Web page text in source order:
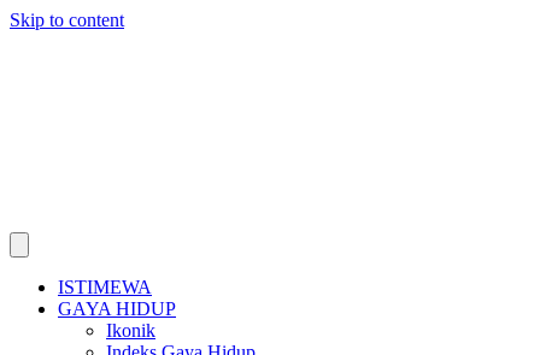
Skip to content
ISTIMEWA
GAYA HIDUP
Ikonik